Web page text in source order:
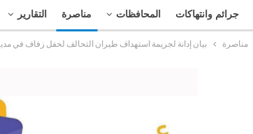
جرائم وانتهاكات المحافظات مناصرة التقارير
مناصرة بيان إدانة لجريمة استهداف طيران التحالف لحفل زفاف في